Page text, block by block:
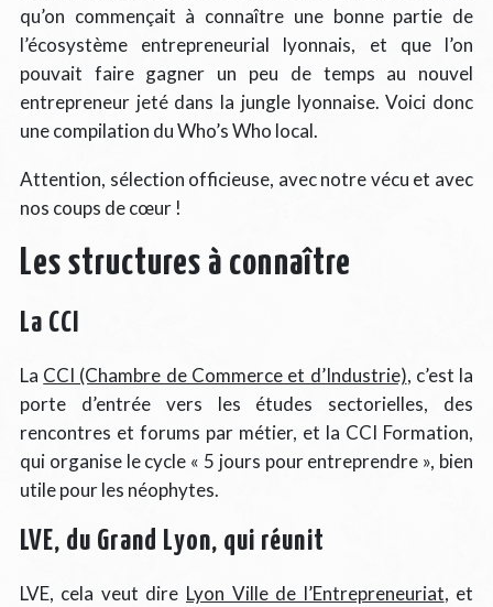
qu’on commençait à connaître une bonne partie de
l’écosystème entrepreneurial lyonnais, et que l’on
pouvait faire gagner un peu de temps au nouvel
entrepreneur jeté dans la jungle lyonnaise. Voici donc
une compilation du Who’s Who local.
Attention, sélection officieuse, avec notre vécu et avec
nos coups de cœur !
Les structures à connaître
La CCI
La CCI (Chambre de Commerce et d’Industrie), c’est la
porte d’entrée vers les études sectorielles, des
rencontres et forums par métier, et la CCI Formation,
qui organise le cycle « 5 jours pour entreprendre », bien
utile pour les néophytes.
LVE, du Grand Lyon, qui réunit
LVE, cela veut dire Lyon Ville de l’Entrepreneuriat, et